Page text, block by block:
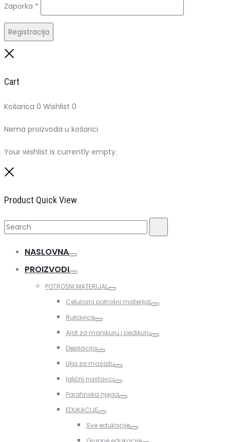
Zaporka *
Registracija
Cart
Košarica 0 Wishlist 0
Nema proizvoda u košarici
Your wishlist is currently empty.
Product Quick View
Search
NASLOVNA
PROIZVODI
POTROŠNI MATERIJAL
Celulozni potrošni materijal
Rukavice
Alat za manikuru i pedikuru
Depilacija
Ulja za masažu
Iglični nastavci
Parafinska njega
EDUKACIJE
Sve edukacije